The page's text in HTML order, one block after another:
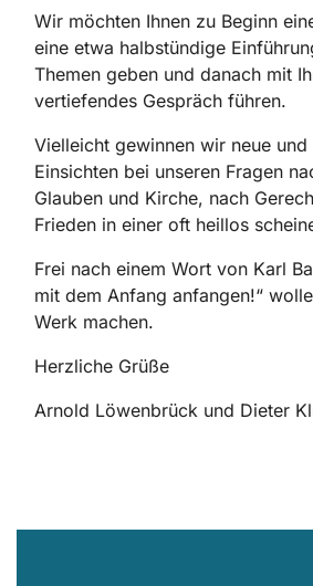
Wir möchten Ihnen zu Beginn
eine etwa halbstündige
Themen geben und danach mit
vertiefendes Gespräch führen.
Vielleicht gewinnen wir neue
Einsichten bei unseren Fragen
Glauben und Kirche, nach
Frieden in einer oft heillos
Frei nach einem Wort von Karl
mit dem Anfang anfangen!“
Werk machen.
Herzliche Grüße
Arnold Löwenbrück und Dieter